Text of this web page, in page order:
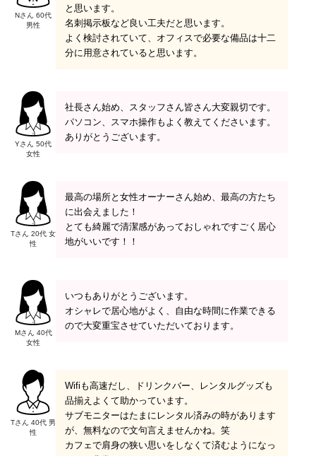
Nさん 60代
男性
と思います。
名刺掲示板など良い工夫だと思います。
よく検討されていて、オフィスで必要な備品は十二
分に用意されていると思います。
Yさん 50代
女性
社長さん始め、スタッフさん皆さん大変親切です。
パソコン、スマホ操作もよく教えてくださいます。
ありがとうございます。
Tさん 20代 女
性
最高の場所と女性オーナーさん始め、最高の方たち
に出会えました！
とても綺麗で清潔感があっておしゃれですごく居心
地がいいです！！
Mさん 40代
女性
いつもありがとうございます。
オシャレで居心地がよく、自由な時間に作業できる
ので大変重宝させていただいております。
Tさん 40代 男
性
Wifiも高速だし、ドリンクバー、レンタルグッズも
品揃えよくて助かっています。
サブモニターはたまにレンタル済みの時があります
が、無料なので文句言えませんかね。笑
カフェで肩身の狭い思いをしなくて済むようになっ